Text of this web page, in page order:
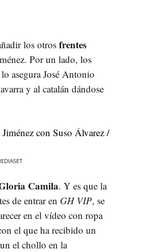
los otros frentes
Por un lado, los
asegura José Antonio
y al catalán dándose
Camila. Y es que la
de entrar en GH VIP, se
en el vídeo con ropa
el que ha recibido un
el chollo en la